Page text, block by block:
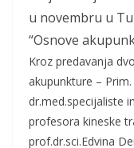
u novembru u
“Osnove
Kroz predavanja
akupunkture –
dr.med.specijaliste
profesora kineske
prof.dr.sci.Edvina